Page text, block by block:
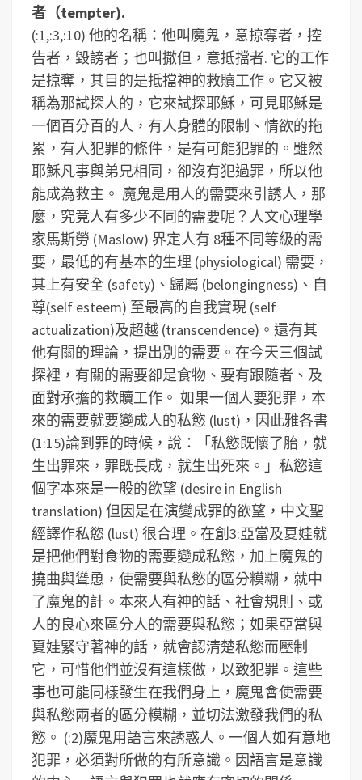
者（tempter).
(:1,:3,:10) 他的名稱：他叫魔鬼，意掠奪者，控
告者，毀謗者；也叫撒但，意抵擋者. 它的工作
是掠奪，其目的是抵擋神的救贖工作。它又被
稱為那試探人的，它來試探耶穌，可見耶穌是
一個百分百的人，有人身體的限制、情欲的拖
累，有人犯罪的條件，是有可能犯罪的。雖然
耶穌凡事與弟兄相同，卻沒有犯過罪，所以他
能成為救主。 魔鬼是用人的需要來引誘人，那
麼，究竟人有多少不同的需要呢？人文心理學
家馬斯勞 (Maslow) 界定人有 8種不同等級的需
要，最低的有基本的生理 (physiological) 需要，
其上有安全 (safety)、歸屬 (belongingness)、自
尊(self esteem) 至最高的自我實現 (self
actualization)及超越 (transcendence)。還有其
他有關的理論，提出別的需要。在今天三個試
探裡，有關的需要卻是食物、要有跟隨者、及
面對承擔的救贖工作。 如果一個人要犯罪，本
來的需要就要變成人的私慾 (lust)，因此雅各書
(1:15)論到罪的時候，說：「私慾既懷了胎，就
生出罪來，罪既長成，就生出死來。」私慾這
個字本來是一般的欲望 (desire in English
translation) 但因是在演變成罪的欲望，中文聖
經譯作私慾 (lust) 很合理。在創3:亞當及夏娃就
是把他們對食物的需要變成私慾，加上魔鬼的
撓曲與聳恿，使需要與私慾的區分糢糊，就中
了魔鬼的計。本來人有神的話、社會規則、或
人的良心來區分人的需要與私慾；如果亞當與
夏娃緊守著神的話，就會認清楚私慾而壓制
它，可惜他們並沒有這樣做，以致犯罪。這些
事也可能同樣發生在我們身上，魔鬼會使需要
與私慾兩者的區分糢糊，並切法激發我們的私
慾。 (:2)魔鬼用語言來誘惑人。一個人如有意地
犯罪，必須對所做的有所意識。因語言是意識